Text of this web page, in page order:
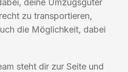
deine Umzugsgüter
zu transportieren,
die Möglichkeit, dabei
steht dir zur Seite und